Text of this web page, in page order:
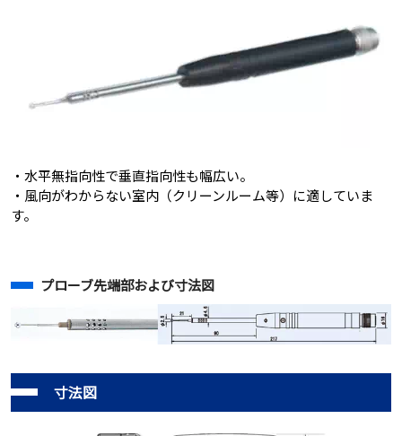
・水平無指向性で垂直指向性も幅広い。
・風向がわからない室内（クリーンルーム等）に適していま
す。
プローブ先端部および寸法図
寸法図